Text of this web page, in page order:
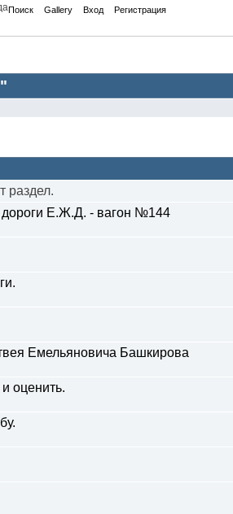
Поиск Gallery Вход Регистрация
раздел.
дороги Е.Ж.Д. - вагон №144
Емельяновича Башкирова
оценить.